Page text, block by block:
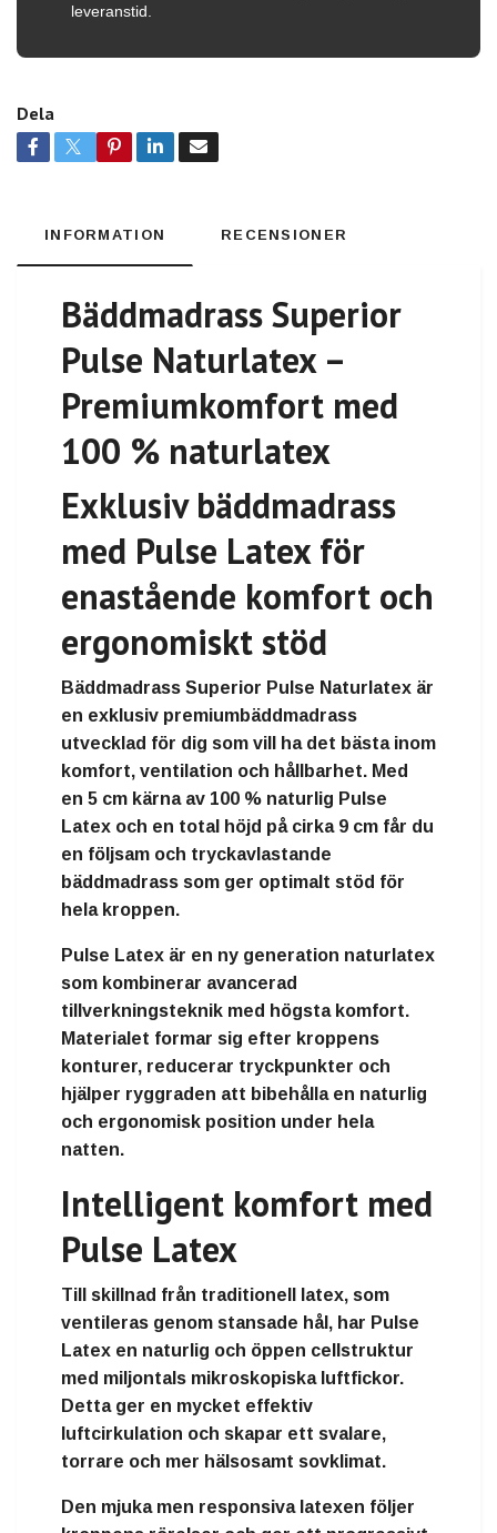
leveranstid.
Dela
INFORMATION RECENSIONER
Bäddmadrass Superior
Pulse Naturlatex –
Premiumkomfort med
100 % naturlatex
Exklusiv bäddmadrass
med Pulse Latex för
enastående komfort och
ergonomiskt stöd
Bäddmadrass Superior Pulse Naturlatex är
en exklusiv premiumbäddmadrass
utvecklad för dig som vill ha det bästa inom
komfort, ventilation och hållbarhet. Med
en 5 cm kärna av 100 % naturlig Pulse
Latex och en total höjd på cirka 9 cm får du
en följsam och tryckavlastande
bäddmadrass som ger optimalt stöd för
hela kroppen.
Pulse Latex är en ny generation naturlatex
som kombinerar avancerad
tillverkningsteknik med högsta komfort.
Materialet formar sig efter kroppens
konturer, reducerar tryckpunkter och
hjälper ryggraden att bibehålla en naturlig
och ergonomisk position under hela
natten.
Intelligent komfort med
Pulse Latex
Till skillnad från traditionell latex, som
ventileras genom stansade hål, har Pulse
Latex en naturlig och öppen cellstruktur
med miljontals mikroskopiska luftfickor.
Detta ger en mycket effektiv
luftcirkulation och skapar ett svalare,
torrare och mer hälsosamt sovklimat.
Den mjuka men responsiva latexen följer